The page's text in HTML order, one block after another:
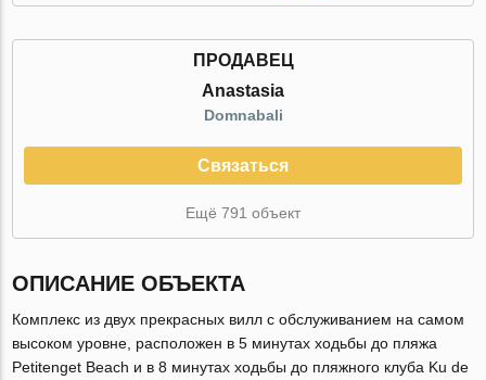
ПРОДАВЕЦ
Anastasia
Domnabali
Связаться
Ещё 791 объект
ОПИСАНИЕ ОБЪЕКТА
Комплекс из двух прекрасных вилл с обслуживанием на самом
высоком уровне, расположен в 5 минутах ходьбы до пляжа
Petitenget Beach и в 8 минутах ходьбы до пляжного клуба Ku de